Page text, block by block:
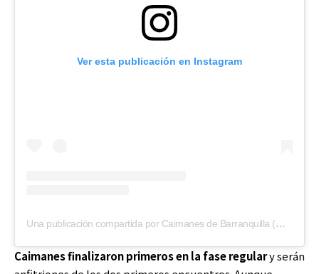
Ver esta publicación en Instagram
Una publicación compartida por Caimanes de Barranquilla (@caimanesdebarranquilla)
Caimanes finalizaron primeros en la fase regulary serán